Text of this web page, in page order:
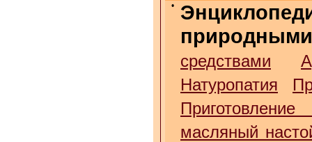
•
средствами
Натуропатия
масляный